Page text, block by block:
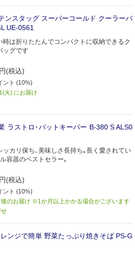
ンスタッグ スーパーコールド クーラーバ
UE-0561
時は折りたたんでコンパクトに収納できるク
ッグです
円(税込)
ント (10%)
火) にお届け
ラストロ･バットキーパー B-380 S ALS0
ッカリ保ち､美味しさ長持ち｡長く愛されてい
容器のベストセラー｡
円(税込)
ント (10%)
のお届け ※1か月以上かかる場合がございます
せ
ンジで簡単 野菜たっぷり焼きそば PS-G